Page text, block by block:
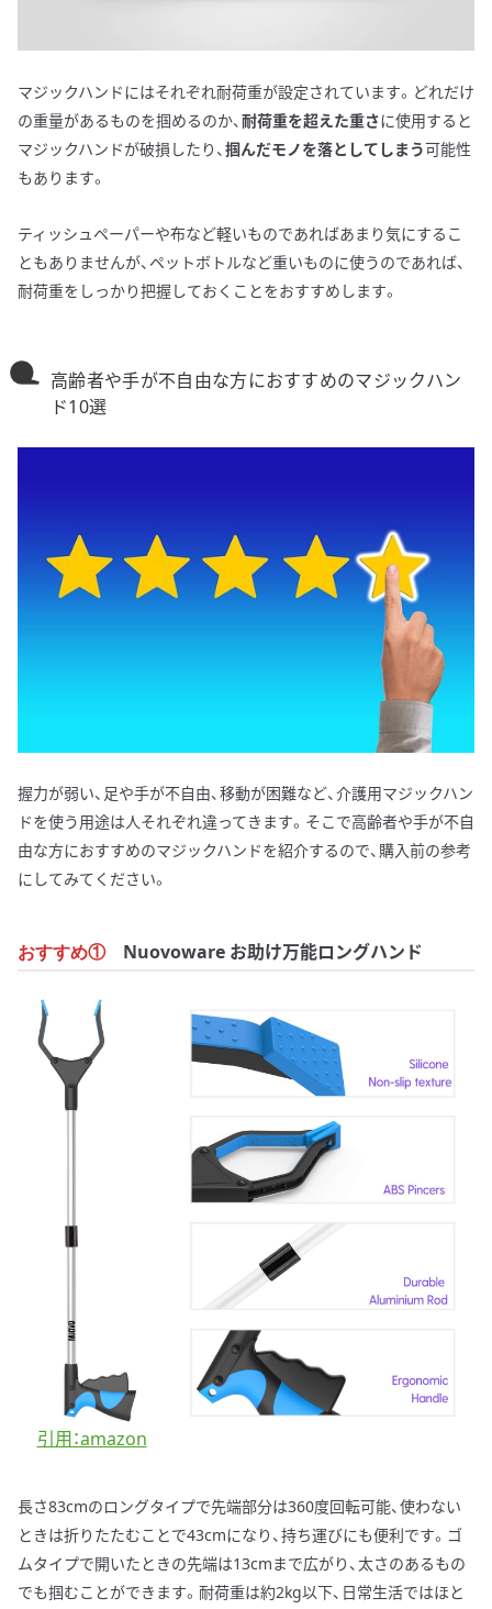
マジックハンドにはそれぞれ耐荷重が設定されています。どれだけ
の重量があるものを掴めるのか、耐荷重を超えた重さに使用すると
マジックハンドが破損したり、掴んだモノを落としてしまう可能性
もあります。
ティッシュペーパーや布など軽いものであればあまり気にするこ
ともありませんが、ペットボトルなど重いものに使うのであれば、
耐荷重をしっかり把握しておくことをおすすめします。
高齢者や手が不自由な方におすすめのマジックハン
ド10選
握力が弱い、足や手が不自由、移動が困難など、介護用マジックハン
ドを使う用途は人それぞれ違ってきます。そこで高齢者や手が不自
由な方におすすめのマジックハンドを紹介するので、購入前の参考
にしてみてください。
おすすめ①Nuovoware お助け万能ロングハンド
引用：amazon
長さ83cmのロングタイプで先端部分は360度回転可能、使わない
ときは折りたたむことで43cmになり、持ち運びにも便利です。ゴ
ムタイプで開いたときの先端は13cmまで広がり、太さのあるもの
でも掴むことができます。耐荷重は約2kg以下、日常生活ではほと